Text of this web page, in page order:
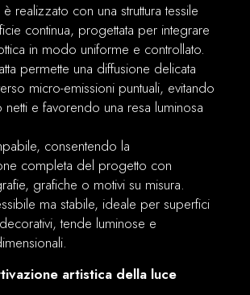
realizzato con una struttura tessile
continua, progettata per integrare
in modo uniforme e controllato.
permette una diffusione delicata
micro-emissioni puntuali, evitando
e favorendo una resa luminosa
consentendo la
completa del progetto con
grafiche o motivi su misura.
ma stabile, ideale per superfici
tende luminose e
artistica della luce